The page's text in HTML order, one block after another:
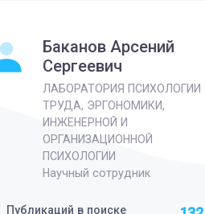
Баканов Арсений
Сергеевич
ЛАБОРАТОРИЯ ПСИХОЛОГИИ
ТРУДА, ЭРГОНОМИКИ,
ИНЖЕНЕРНОЙ И
ОРГАНИЗАЦИОННОЙ
ПСИХОЛОГИИ
Научный сотрудник
Публикаций в поиске